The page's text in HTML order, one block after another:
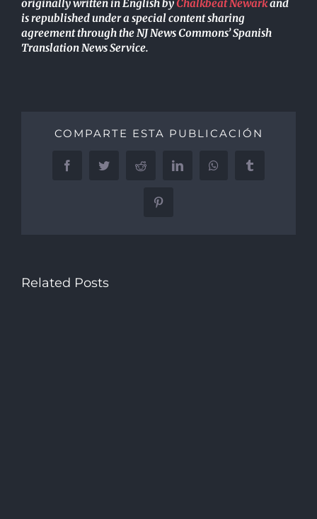
originally written in English byChalkbeat Newarkand
is republished under a special content sharing
agreement through the NJ News Commons’ Spanish
Translation News Service.
COMPARTE ESTA PUBLICACIÓN
FacebookTwitter Reddit LinkedInWhatsAppTumblr
Pinterest
Related Posts